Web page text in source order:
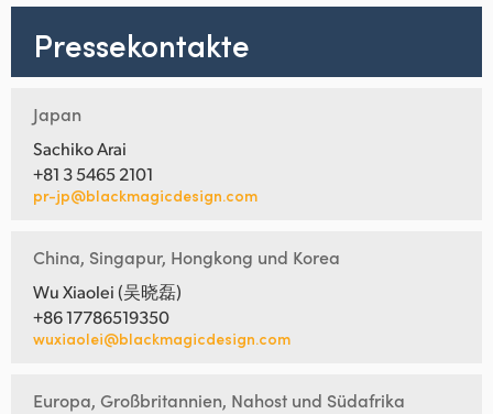
Pressekontakte
Japan
Sachiko Arai
+81 3 5465 2101
pr-jp@blackmagicdesign.com
China, Singapur, Hongkong und Korea
Wu Xiaolei (吴晓磊)
+86 17786519350
wuxiaolei@blackmagicdesign.com
Europa, Großbritannien, Nahost und Südafrika